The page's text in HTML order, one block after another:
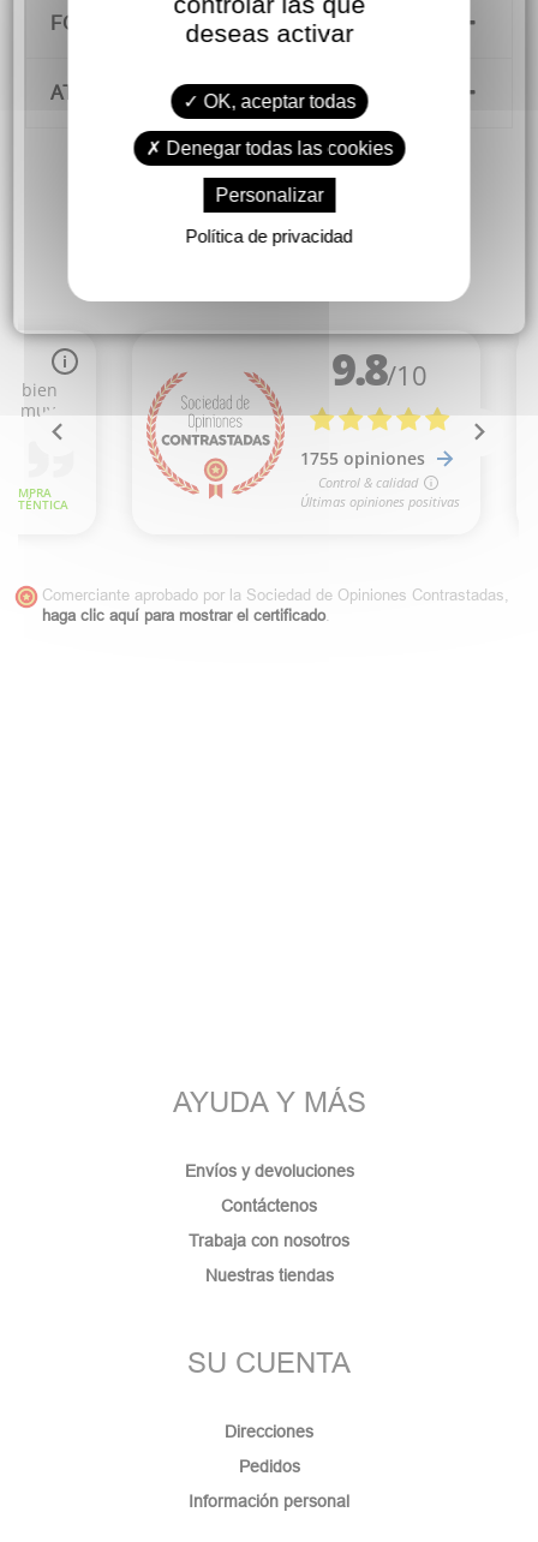
FORMAS DE PAGO
ATENCIÓN AL CLIENTE
Comerciante aprobado por la Sociedad de Opiniones Contrastadas,
haga clic aquí para mostrar el certificado.
AYUDA Y MÁS
Envíos y devoluciones
Contáctenos
Trabaja con nosotros
Nuestras tiendas
SU CUENTA
Direcciones
Pedidos
Información personal
deseas activar
OK, aceptar todas
Denegar todas las cookies
Personalizar
Política de privacidad